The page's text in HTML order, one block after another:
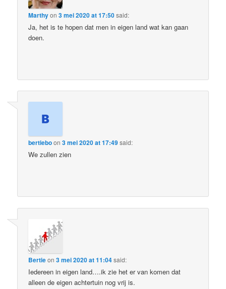
Marthyon3 mei 2020 at 17:50said:
Ja, het is te hopen dat men in eigen land wat kan gaan
doen.
bertieboon3 mei 2020 at 17:49said:
We zullen zien
Bertieon3 mei 2020 at 11:04said:
Iedereen in eigen land….ik zie het er van komen dat
alleen de eigen achtertuin nog vrij is.